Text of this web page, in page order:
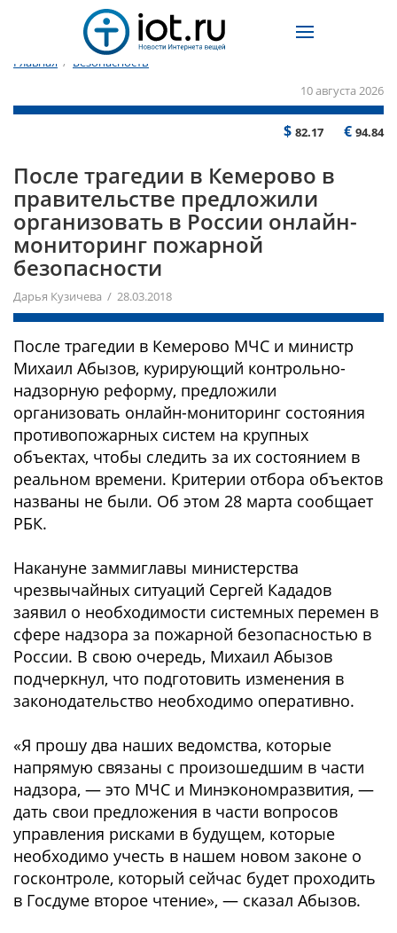
Главная / Безопасность
10 августа 2026
$ 82.17 € 94.84
После трагедии в Кемерово в
правительстве предложили
организовать в России онлайн-
мониторинг пожарной
безопасности
Дарья Кузичева / 28.03.2018
После трагедии в Кемерово МЧС и министр
Михаил Абызов, курирующий контрольно-
надзорную реформу, предложили
организовать онлайн-мониторинг состояния
противопожарных систем на крупных
объектах, чтобы следить за их состоянием в
реальном времени. Критерии отбора объектов
названы не были. Об этом 28 марта сообщает
РБК.
Накануне заммиглавы министерства
чрезвычайных ситуаций Сергей Кададов
заявил о необходимости системных перемен в
сфере надзора за пожарной безопасностью в
России. В свою очередь, Михаил Абызов
подчеркнул, что подготовить изменения в
законодательство необходимо оперативно.
«Я прошу два наших ведомства, которые
напрямую связаны с произошедшим в части
надзора, — это МЧС и Минэкономразвития, —
дать свои предложения в части вопросов
управления рисками в будущем, которые
необходимо учесть в нашем новом законе о
госконтроле, который сейчас будет проходить
в Госдуме второе чтение», — сказал Абызов.